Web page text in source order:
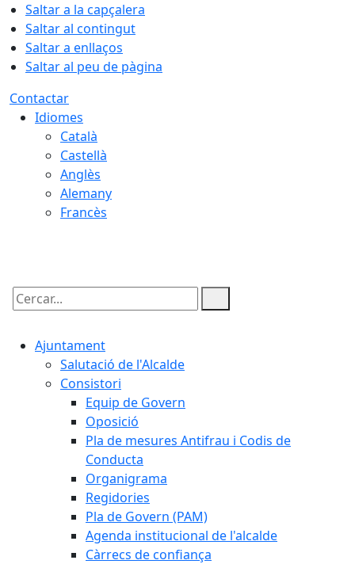
Saltar a la capçalera
Saltar al contingut
Saltar a enllaços
Saltar al peu de pàgina
Contactar
Idiomes
Català
Castellà
Anglès
Alemany
Francès
Cercar:
Ajuntament
Salutació de l'Alcalde
Consistori
Equip de Govern
Oposició
Pla de mesures Antifrau i Codis de
Conducta
Organigrama
Regidories
Pla de Govern (PAM)
Agenda institucional de l'alcalde
Càrrecs de confiança